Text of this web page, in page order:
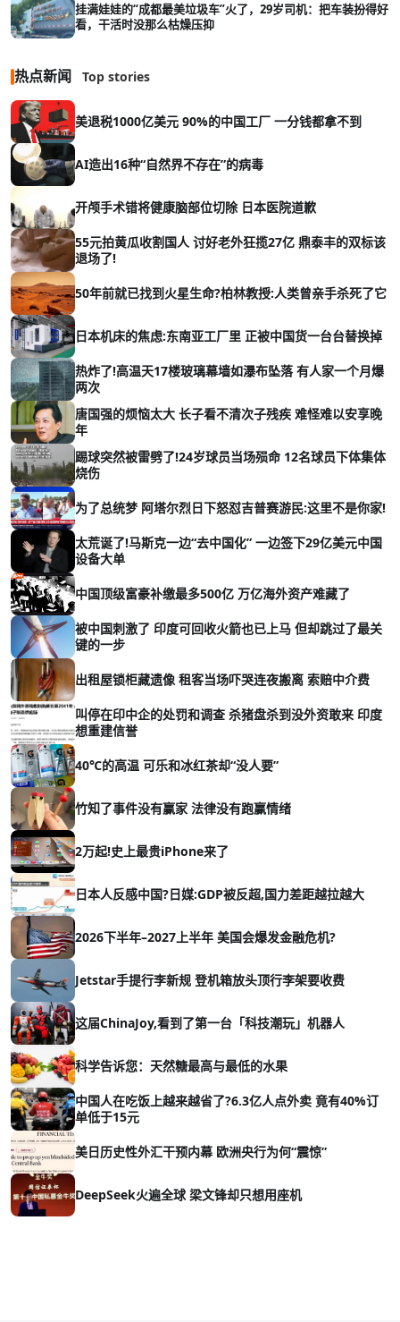
挂满娃娃的“成都最美垃圾车”火了，29岁司机：把车装扮得好
看，干活时没那么枯燥压抑
热点新闻 Top stories
美退税1000亿美元 90%的中国工厂 一分钱都拿不到
AI造出16种“自然界不存在”的病毒
开颅手术错将健康脑部位切除 日本医院道歉
55元拍黄瓜收割国人 讨好老外狂揽27亿 鼎泰丰的双标该
退场了!
50年前就已找到火星生命?柏林教授:人类曾亲手杀死了它
日本机床的焦虑:东南亚工厂里 正被中国货一台台替换掉
热炸了!高温天17楼玻璃幕墙如瀑布坠落 有人家一个月爆
两次
唐国强的烦恼太大 长子看不清次子残疾 难怪难以安享晚
年
踢球突然被雷劈了!24岁球员当场殒命 12名球员下体集体
烧伤
为了总统梦 阿塔尔烈日下怒怼吉普赛游民:这里不是你家!
太荒诞了!马斯克一边“去中国化” 一边签下29亿美元中国
设备大单
中国顶级富豪补缴最多500亿 万亿海外资产难藏了
被中国刺激了 印度可回收火箭也已上马 但却跳过了最关
键的一步
出租屋锁柜藏遗像 租客当场吓哭连夜搬离 索赔中介费
叫停在印中企的处罚和调查 杀猪盘杀到没外资敢来 印度
想重建信誉
40℃的高温 可乐和冰红茶却“没人要”
竹知了事件没有赢家 法律没有跑赢情绪
2万起!史上最贵iPhone来了
日本人反感中国?日媒:GDP被反超,国力差距越拉越大
2026下半年–2027上半年 美国会爆发金融危机?
Jetstar手提行李新规 登机箱放头顶行李架要收费
这届ChinaJoy,看到了第一台「科技潮玩」机器人
科学告诉您：天然糖最高与最低的水果
中国人在吃饭上越来越省了?6.3亿人点外卖 竟有40%订
单低于15元
美日历史性外汇干预内幕 欧洲央行为何“震惊”
DeepSeek火遍全球 梁文锋却只想用座机